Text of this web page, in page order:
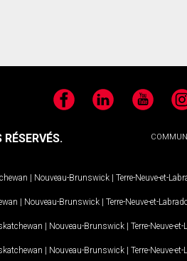
FacebookLinkedIn YouTube
| Nouveau-Brunswick | Terre-Neuve-et-
| Nouveau-Brunswick | Terre-Neuve-et-
| Nouveau-Brunswick | Terre-Neuve-
| Nouveau-Brunswick | Terre-Neuve-